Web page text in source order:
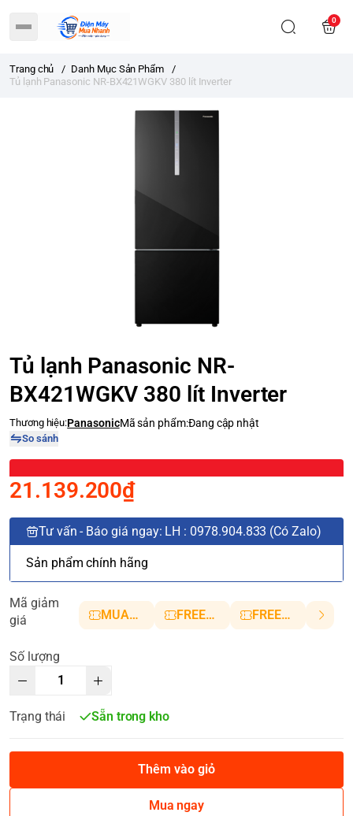
0
Trang chủ / Danh Mục Sản Phẩm
/
Tủ lạnh Panasonic NR-BX421WGKV 380 lít Inverter
Tủ lạnh Panasonic NR-
BX421WGKV 380 lít Inverter
Thương hiệu:PanasonicMã sản phẩm:Đang cập nhật
So sánh
21.139.200₫
Tư vấn - Báo giá ngay: LH : 0978.904.833 (Có Zalo)
Sản phẩm chính hãng
Mã giảm
giá
MUANHANH01 FREESHIP5 FREESHIP10
Số lượng
Trạng thái Sẵn trong kho
Thêm vào giỏ
Mua ngay